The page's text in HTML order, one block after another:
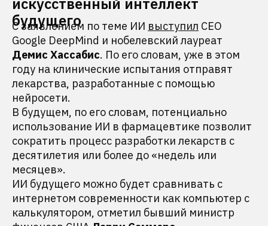
будущего
С заявлением по теме ИИ выступил CEO
Google DeepMind и нобелевский лауреат
Демис Хассабис. По его словам, уже в этом
году на клинические испытания отправят
лекарства, разработанные с помощью
нейросети.
В будущем, по его словам, потенциально
использование ИИ в фармацевтике позволит
сократить процесс разработки лекарств с
десятилетия или более до «недель или
месяцев».
ИИ будущего можно будет сравнивать с
интернетом современности как компьютер с
калькулятором, отметил бывший министр